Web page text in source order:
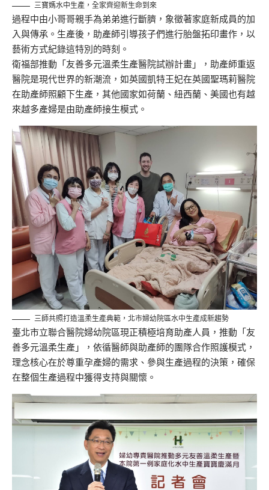
三寶媽水中生產，全家齊迎新生命到來
過程中由小哥哥親手為弟弟進行斷臍，象徵著家庭新成員的加
入與傳承。生產後，助產師引導孩子們進行胎盤拓印畫作，以
藝術方式紀錄這特別的時刻。
衛福部推動「友善多元溫柔生產醫院試辦計畫」，助產師重返
醫院是現代世界的新潮流，如英國凱特王妃在英國聖瑪莉醫院
在助產師照顧下生產，其他國家如荷蘭、紐西蘭、美國也有越
來越多產婦是由助產師接生模式。
三師共照打造溫柔生產典範，北市婦幼院區水中生產成新趨勢
臺北市立聯合醫院婦幼院區現正積極培育助產人員，推動「友
善多元溫柔生產」，依循醫師與助產師的團隊合作照護模式，
理念核心在於尊重孕產婦的需求、參與生產過程的決策，確保
在整個生產過程中獲得支持與關懷。